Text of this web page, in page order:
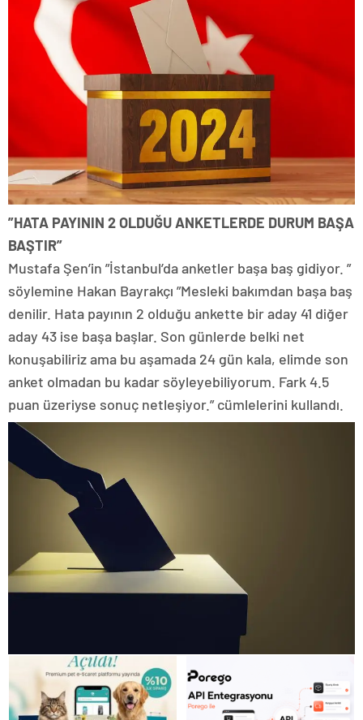
”HATA PAYININ 2 OLDUĞU ANKETLERDE DURUM BAŞA
BAŞTIR”
Mustafa Şen’in ”İstanbul’da anketler başa baş gidiyor. ”
söylemine Hakan Bayrakçı ”Mesleki bakımdan başa baş
denilir. Hata payının 2 olduğu ankette bir aday 41 diğer
aday 43 ise başa başlar. Son günlerde belki net
konuşabiliriz ama bu aşamada 24 gün kala, elimde son
anket olmadan bu kadar söyleyebiliyorum. Fark 4.5
puan üzeriyse sonuç netleşiyor.” cümlelerini kullandı.